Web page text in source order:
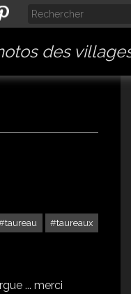
des
taureau
taureaux
... merci